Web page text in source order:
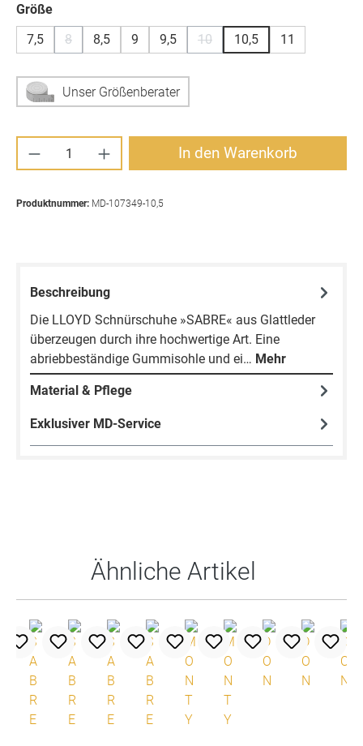
Größeauswählen
7,5
8
(Diese Option ist zurzeit nicht verfügbar.)
8,5 9 9,5 10
(Diese Option ist zurzeit nicht
10,5 11
Unser Größenberater
Produkt Anzahl: Gib den gewünschten
In den Warenkorb
Produktnummer: MD-107349-10,5
Beschreibung
Die LLOYD Schnürschuhe »SABRE« aus Glattleder
überzeugen durch ihre hochwertige Art. Eine
abriebbeständige Gummisohle und ei… Mehr
Material & Pflege
Exklusiver MD-Service
Ähnliche Artikel